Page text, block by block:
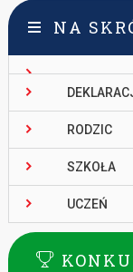
NA
RODZIC
SZKOŁA
UCZEŃ